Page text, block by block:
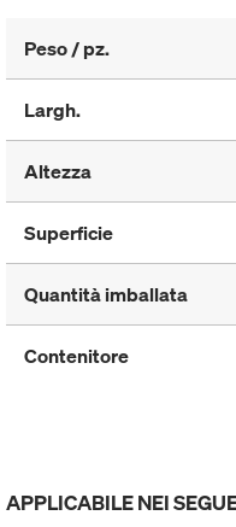
Peso / pz.
Largh.
Altezza
Superficie
Quantità imballata
Contenitore
APPLICABILE NEI